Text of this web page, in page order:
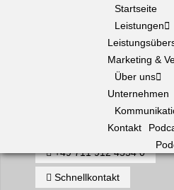
+49 711 912 4554 0
Schnellkontakt
Startseite
Leistungen
Marketing &
Über uns
Unternehmen
Kontakt